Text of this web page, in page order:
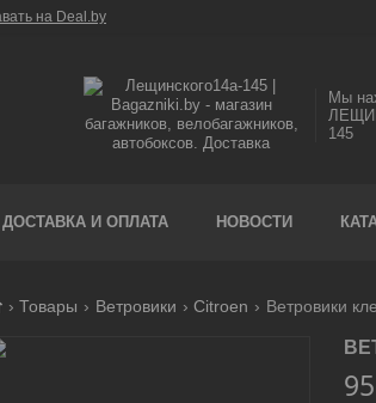
на Deal.by
Мы
145
ДОСТАВКА И ОПЛАТА НОВОСТИ
Товары Ветровики Citroen Ветровики
95